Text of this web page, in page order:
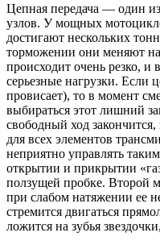
Цепная передача — один
узлов. У мощных
достигают нескольких
торможении они меняют
происходит очень резко, и
серьезные нагрузки. Если
провисает), то в момент
выбираться этот лишний
свободный ход
для всех элементов
неприятно управлять
открытии и прикрытии
ползущей пробке. Второй
при слабом натяжении ее
стремится двигаться
ложится на зубья